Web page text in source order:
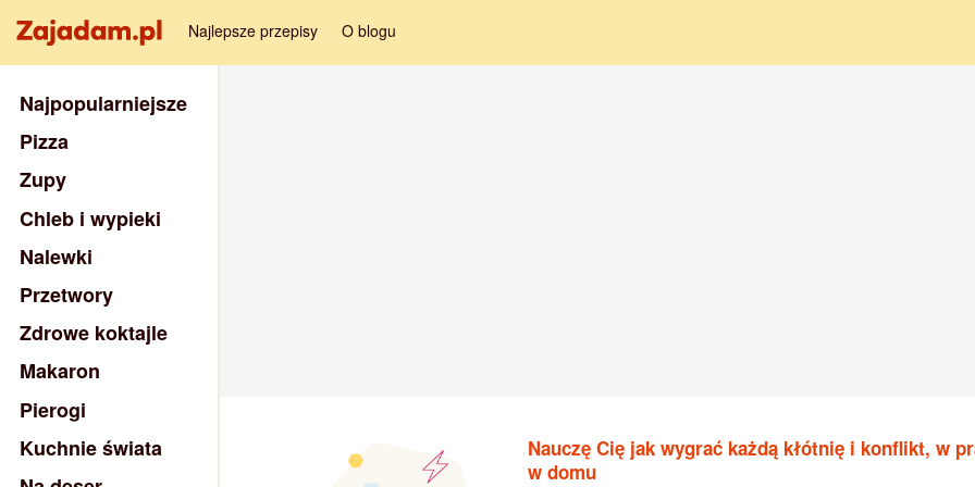
Najlepsze przepisy O blogu
Nauczę Cię jak wygrać każdą kłótnię i konflikt, w
w domu
Najpopularniejsze
Pizza
Zupy
Chleb i wypieki
Nalewki
Przetwory
Zdrowe koktajle
Makaron
Pierogi
Kuchnie świata